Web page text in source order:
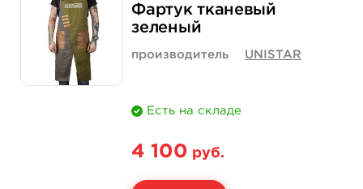
Фартук тканевый
зеленый
производитель UNISTAR
Есть на складе
4 100 руб.